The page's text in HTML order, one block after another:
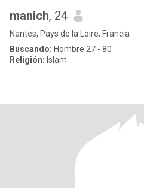
manich, 24
Nantes, Pays de la Loire, Francia
Buscando: Hombre 27 - 80
Religión: Islam